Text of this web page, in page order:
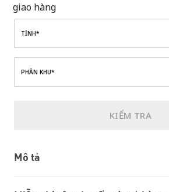
giao hàng
TỈNH*
PHÂN KHU*
KIỂM TRA
Mô tả